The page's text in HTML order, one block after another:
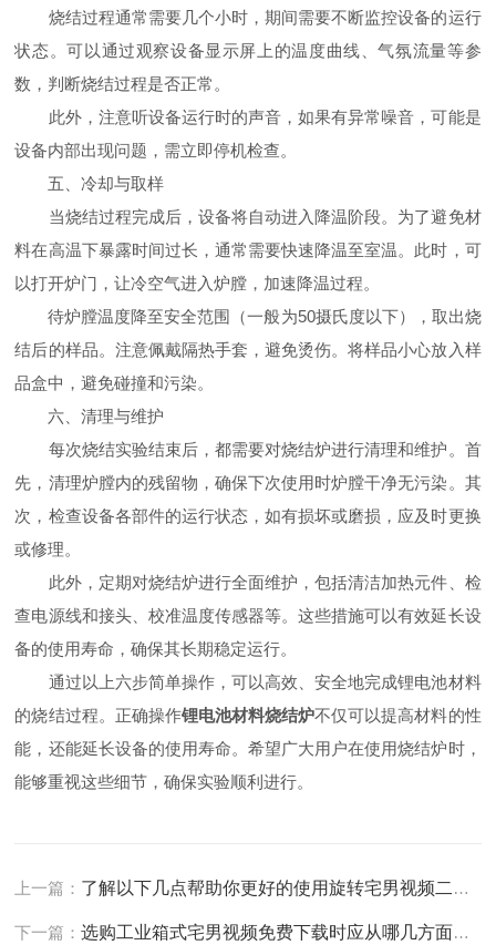
烧结过程通常需要几个小时，期间需要不断监控设备的运行
状态。可以通过观察设备显示屏上的温度曲线、气氛流量等参
数，判断烧结过程是否正常。
此外，注意听设备运行时的声音，如果有异常噪音，可能是
设备内部出现问题，需立即停机检查。
五、冷却与取样
当烧结过程完成后，设备将自动进入降温阶段。为了避免材
料在高温下暴露时间过长，通常需要快速降温至室温。此时，可
以打开炉门，让冷空气进入炉膛，加速降温过程。
待炉膛温度降至安全范围（一般为50摄氏度以下），取出烧
结后的样品。注意佩戴隔热手套，避免烫伤。将样品小心放入样
品盒中，避免碰撞和污染。
六、清理与维护
每次烧结实验结束后，都需要对烧结炉进行清理和维护。首
先，清理炉膛内的残留物，确保下次使用时炉膛干净无污染。其
次，检查设备各部件的运行状态，如有损坏或磨损，应及时更换
或修理。
此外，定期对烧结炉进行全面维护，包括清洁加热元件、检
查电源线和接头、校准温度传感器等。这些措施可以有效延长设
备的使用寿命，确保其长期稳定运行。
通过以上六步简单操作，可以高效、安全地完成锂电池材料
的烧结过程。正确操作锂电池材料烧结炉不仅可以提高材料的性
能，还能延长设备的使用寿命。希望广大用户在使用烧结炉时，
能够重视这些细节，确保实验顺利进行。
上一篇： 了解以下几点帮助你更好的使用旋转宅男视频二维码
下一篇：选购工业箱式宅男视频免费下载时应从哪几方面考虑？